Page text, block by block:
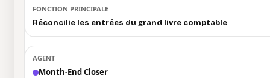
Réconcilie les entrées du grand livre comptable
Month-End Closer